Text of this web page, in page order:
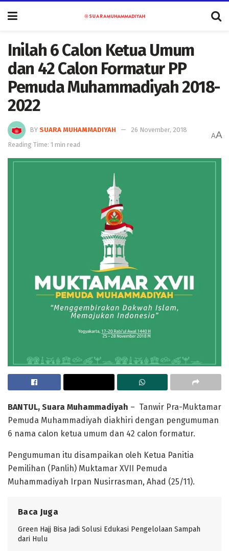
Inilah 6 Calon Ketua Umum
dan 42 Calon Formatur PP
Pemuda Muhammadiyah 2018-
2022
BY SUARA MUHAMMADIYAH
26 November, 2018
Reading Time: 1 min read
AA
BANTUL, Suara Muhammadiyah – Tanwir Pra-Muktamar
Pemuda Muhammadiyah diakhiri dengan pengumuman
6 nama calon ketua umum dan 42 calon formatur.
Pengumuman itu disampaikan oleh Ketua Panitia
Pemilihan (Panlih) Muktamar XVII Pemuda
Muhammadiyah Irpan Nusirrasman, Ahad (25/11).
Baca Juga
Green Hajj Bisa Jadi Solusi Edukasi Pengelolaan Sampah
dari Hulu